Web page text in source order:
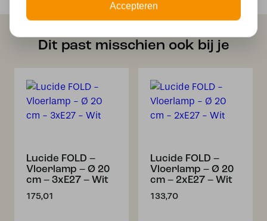
Dit past misschien ook bij je
Lucide FOLD –
Vloerlamp – Ø 20
cm – 3xE27 – Wit
175,01
Lucide FOLD –
Vloerlamp – Ø 20
cm – 2xE27 – Wit
133,70
Accepteren